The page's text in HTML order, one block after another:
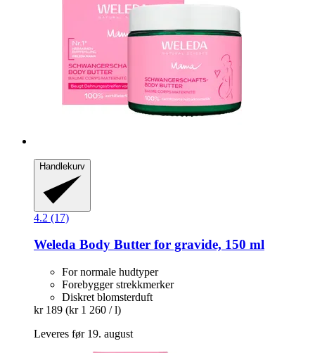
Handlekurv
4.2 (17)
Weleda Body Butter for gravide, 150 ml
For normale hudtyper
Forebygger strekkmerker
Diskret blomsterduft
kr 189 (kr 1 260 / l)
Leveres før 19. august